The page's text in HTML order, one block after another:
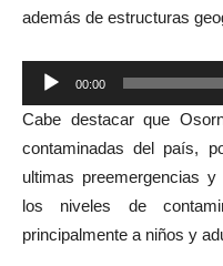
además de estructuras
Reproductor
de
audio
00:00
Cabe destacar que
contaminadas del país,
ultimas preemergencias
los niveles de
principalmente a niños y